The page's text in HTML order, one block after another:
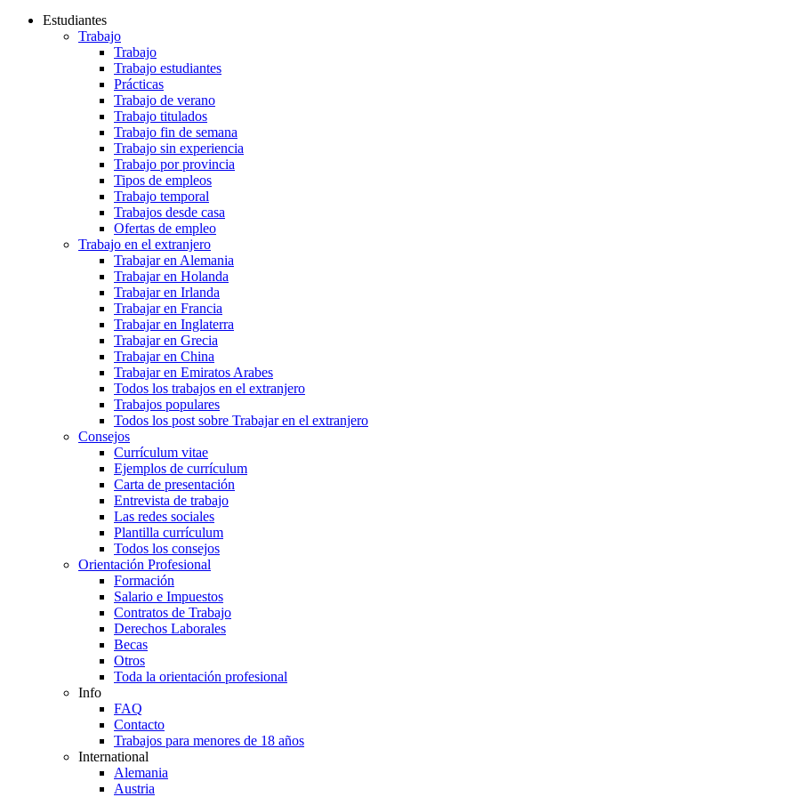
Estudiantes
Trabajo
Trabajo
Trabajo estudiantes
Prácticas
Trabajo de verano
Trabajo titulados
Trabajo fin de semana
Trabajo sin experiencia
Trabajo por provincia
Tipos de empleos
Trabajo temporal
Trabajos desde casa
Ofertas de empleo
Trabajo en el extranjero
Trabajar en Alemania
Trabajar en Holanda
Trabajar en Irlanda
Trabajar en Francia
Trabajar en Inglaterra
Trabajar en Grecia
Trabajar en China
Trabajar en Emiratos Arabes
Todos los trabajos en el extranjero
Trabajos populares
Todos los post sobre Trabajar en el extranjero
Consejos
Currículum vitae
Ejemplos de currículum
Carta de presentación
Entrevista de trabajo
Las redes sociales
Plantilla currículum
Todos los consejos
Orientación Profesional
Formación
Salario e Impuestos
Contratos de Trabajo
Derechos Laborales
Becas
Otros
Toda la orientación profesional
Info
FAQ
Contacto
Trabajos para menores de 18 años
International
Alemania
Austria